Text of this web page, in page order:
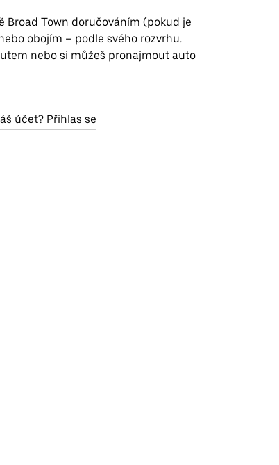
Broad Town doručováním (pokud je
obojím – podle svého rozvrhu.
nebo si můžeš pronajmout auto
účet? Přihlas se